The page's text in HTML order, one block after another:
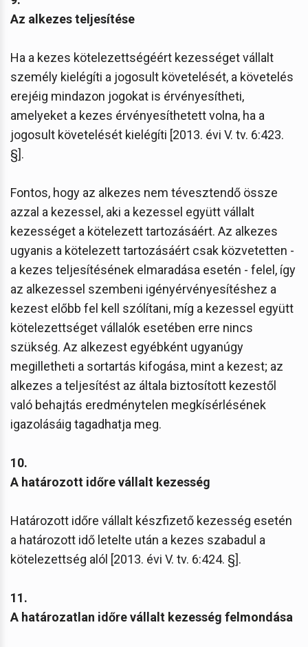
Az alkezes teljesítése
Ha a kezes kötelezettségéért kezességet vállalt
személy kielégíti a jogosult követelését, a követelés
erejéig mindazon jogokat is érvényesítheti,
amelyeket a kezes érvényesíthetett volna, ha a
jogosult követelését kielégíti [2013. évi V. tv. 6:423.
§].
Fontos, hogy az alkezes nem tévesztendő össze
azzal a kezessel, aki a kezessel együtt vállalt
kezességet a kötelezett tartozásáért. Az alkezes
ugyanis a kötelezett tartozásáért csak közvetetten -
a kezes teljesítésének elmaradása esetén - felel, így
az alkezessel szembeni igényérvényesítéshez a
kezest előbb fel kell szólítani, míg a kezessel együtt
kötelezettséget vállalók esetében erre nincs
szükség. Az alkezest egyébként ugyanúgy
megilletheti a sortartás kifogása, mint a kezest; az
alkezes a teljesítést az általa biztosított kezestől
való behajtás eredménytelen megkísérlésének
igazolásáig tagadhatja meg.
10.
A határozott időre vállalt kezesség
Határozott időre vállalt készfizető kezesség esetén
a határozott idő letelte után a kezes szabadul a
kötelezettség alól [2013. évi V. tv. 6:424. §].
11.
A határozatlan időre vállalt kezesség felmondása